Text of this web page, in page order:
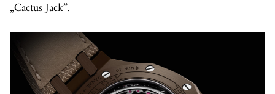
„Cactus Jack”.